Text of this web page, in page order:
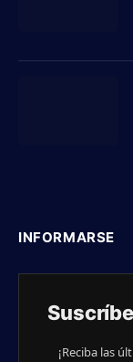
INFORMARSE
¡Reciba las